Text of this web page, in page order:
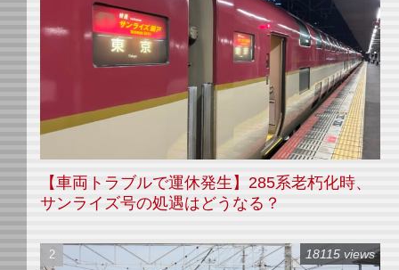
【車両トラブルで運休発生】285系老朽化時、
サンライズ号の処遇はどうなる？
18115 views